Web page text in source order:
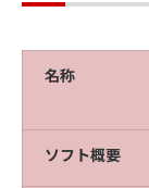
ん。
(4) 本
キヤ
的財
るも
所有権
名称
ソフト概要